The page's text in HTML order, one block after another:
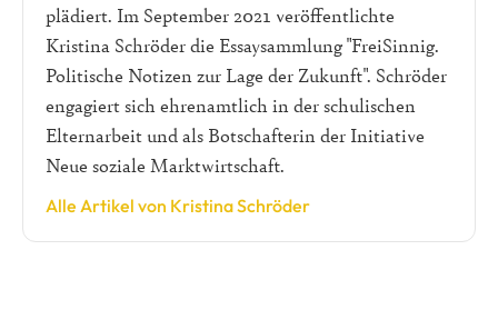
plädiert. Im September 2021 veröffentlichte
Kristina Schröder die Essaysammlung "FreiSinnig.
Politische Notizen zur Lage der Zukunft". Schröder
engagiert sich ehrenamtlich in der schulischen
Elternarbeit und als Botschafterin der Initiative
Neue soziale Marktwirtschaft.
Alle Artikel von Kristina Schröder